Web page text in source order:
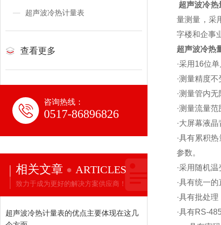
超声波冷热计量表
查看更多
咨询热线：
0517-86896826
相关文章 ARTICLES
致力于成为更好的解决方案供应商！
超声波冷热计量表的优点主要体现在这几
超声波冷热
量测量，采
字楼和企事
超声波冷热
·采用16位
·测量精度
·测量管内
·测量流量
·大屏幕液
·具有累积
参数。
·采用随机
·具有统一
·具有批处
·具有RS-